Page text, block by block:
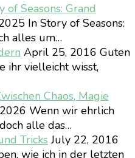
of Seasons: Grand
In Story of Seasons:
alles um…
April 25, 2016 Guten
ihr vielleicht wisst,
Chaos, Magie
Wenn wir ehrlich
alle das…
TricksJuly 22, 2016
wie ich in der letzten